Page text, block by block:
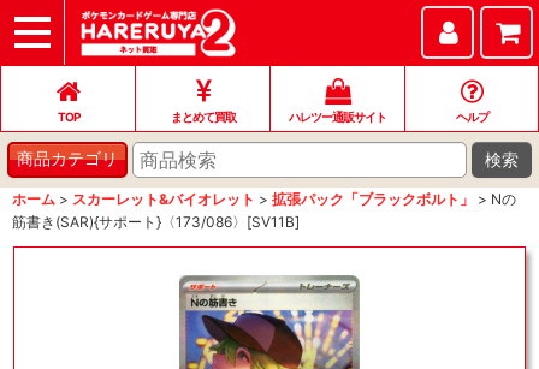
TOP
まとめて買取
ハレツー通販サイト
ヘルプ
お問い合わせ
TOP まとめて買取 ハレツー通販サイト ヘルプ
商品カテゴリ 検索
ホーム > スカーレット&バイオレット > 拡張パック「ブラックボルト」 > Nの
筋書き(SAR){サポート}〈173/086〉[SV11B]